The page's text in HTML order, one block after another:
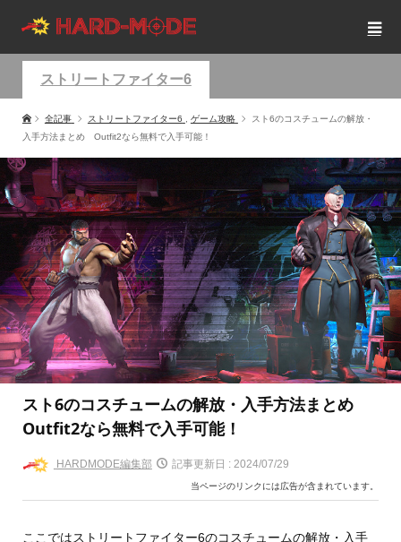
ストリートファイター6
全記事 ストリートファイター6 ゲーム攻略
スト6のコスチュームの解放・
入手方法まとめ Outfit2なら無料で入手可能！
スト6のコスチュームの解放・入手方法まとめ
Outfit2なら無料で入手可能！
HARDMODE編集部 記事更新日 : 2024/07/29
当ページのリンクには広告が含まれています。
ここではストリートファイター6のコスチュームの解放・入手